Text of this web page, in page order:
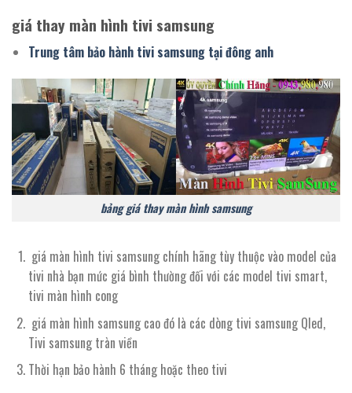
giá thay màn hình tivi samsung
Trung tâm bảo hành tivi samsung tại đông anh
bảng giá thay màn hình samsung
giá màn hình tivi samsung chính hãng tùy thuộc vào model của
tivi nhà bạn mức giá bình thường đối với các model tivi smart,
tivi màn hình cong
giá màn hình samsung cao đó là các dòng tivi samsung Qled,
Tivi samsung tràn viền
Thời hạn bảo hành 6 tháng hoặc theo tivi